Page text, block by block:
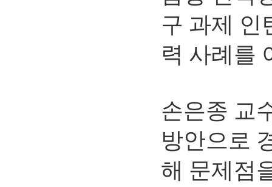
구 과제 인
력 사례를
손은종 교
방안으로
해 문제점